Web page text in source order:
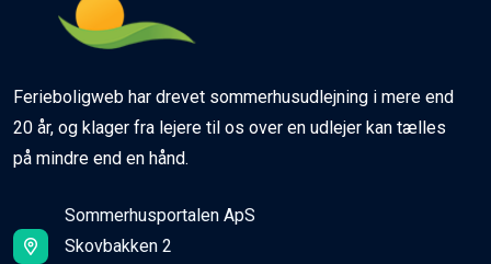
Ferieboligweb har drevet sommerhusudlejning i mere end
20 år, og klager fra lejere til os over en udlejer kan tælles
på mindre end en hånd.
Sommerhusportalen ApS
Skovbakken 2